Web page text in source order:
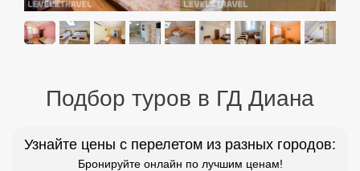
Подбор туров в ГД Диана
Узнайте цены с перелетом из разных городов:
Бронируйте онлайн по лучшим ценам!